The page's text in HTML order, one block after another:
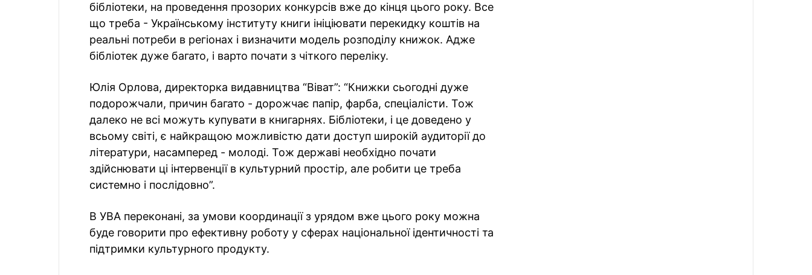
бібліотеки, на проведення прозорих конкурсів вже до кінця цього року. Все
що треба - Українському інституту книги ініціювати перекидку коштів на
реальні потреби в регіонах і визначити модель розподілу книжок. Адже
бібліотек дуже багато, і варто почати з чіткого переліку.
Юлія Орлова, директорка видавництва “Віват”: “Книжки сьогодні дуже
подорожчали, причин багато - дорожчає папір, фарба, спеціалісти. Тож
далеко не всі можуть купувати в книгарнях. Бібліотеки, і це доведено у
всьому світі, є найкращою можливістю дати доступ широкій аудиторії до
літератури, насамперед - молоді. Тож державі необхідно почати
здійснювати ці інтервенції в культурний простір, але робити це треба
системно і послідовно”.
В УВА переконані, за умови координації з урядом вже цього року можна
буде говорити про ефективну роботу у сферах національної ідентичності та
підтримки культурного продукту.